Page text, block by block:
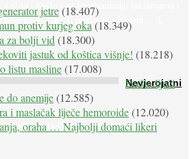
važna i zašto nas bombardiraju reklamama i
obećavaju najviši postotak vlakana ... 1.
Nevjerojatni
uz srce, oči i živce, od kojih pati
kasnijem stadiju bolesti, jabuke ...
jetre(18.407)
protiv kurjeg oka (18.349)
za bolji vid (18.300)
jastuk od koštica višnje! (18.218)
listu masline(17.008)
Peršin liječi
do anemije(12.585)
i maslačak liječe hemoroide(12.020)
oraha … Najbolji domaći likeri